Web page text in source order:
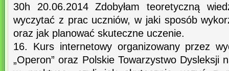
30h 20.06.2014 Zdobyłam teoretyczną
wyczytać z prac uczniów, w jaki sposób
oraz jak planować skuteczne uczenie.
16. Kurs internetowy organizowany przez
„Operon” oraz Polskie Towarzystwo Dysleksji